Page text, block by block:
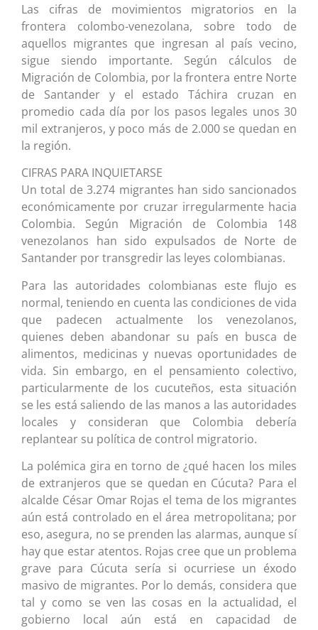
Las cifras de movimientos migratorios en la
frontera colombo-venezolana, sobre todo de
aquellos migrantes que ingresan al país vecino,
sigue siendo importante. Según cálculos de
Migración de Colombia, por la frontera entre Norte
de Santander y el estado Táchira cruzan en
promedio cada día por los pasos legales unos 30
mil extranjeros, y poco más de 2.000 se quedan en
la región.
CIFRAS PARA INQUIETARSE
Un total de 3.274 migrantes han sido sancionados
económicamente por cruzar irregularmente hacia
Colombia. Según Migración de Colombia 148
venezolanos han sido expulsados de Norte de
Santander por transgredir las leyes colombianas.
Para las autoridades colombianas este flujo es
normal, teniendo en cuenta las condiciones de vida
que padecen actualmente los venezolanos,
quienes deben abandonar su país en busca de
alimentos, medicinas y nuevas oportunidades de
vida. Sin embargo, en el pensamiento colectivo,
particularmente de los cucuteños, esta situación
se les está saliendo de las manos a las autoridades
locales y consideran que Colombia debería
replantear su política de control migratorio.
La polémica gira en torno de ¿qué hacen los miles
de extranjeros que se quedan en Cúcuta? Para el
alcalde César Omar Rojas el tema de los migrantes
aún está controlado en el área metropolitana; por
eso, asegura, no se prenden las alarmas, aunque sí
hay que estar atentos. Rojas cree que un problema
grave para Cúcuta sería si ocurriese un éxodo
masivo de migrantes. Por lo demás, considera que
tal y como se ven las cosas en la actualidad, el
gobierno local aún está en capacidad de